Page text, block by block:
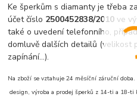
Ke šperkům s diamanty je třeba
účet číslo 2500452838/2010ve
také o uvedení telefonního,
domluvě dalších detailů (velikost
zapínání...).
Na zboží se vztahuje 24 měsíční záruční
design, výroba a prodej šperků z 14-ti a 18-ti